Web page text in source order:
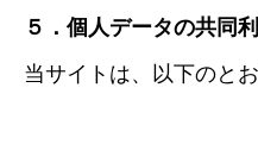
５．個人データの共同
当サイトは、以下のと